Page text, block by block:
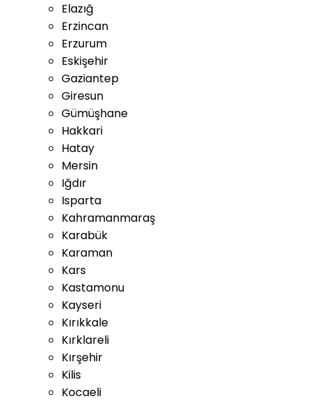
Elazığ
Erzincan
Erzurum
Eskişehir
Gaziantep
Giresun
Gümüşhane
Hakkari
Hatay
Mersin
Iğdır
Isparta
Kahramanmaraş
Karabük
Karaman
Kars
Kastamonu
Kayseri
Kırıkkale
Kırklareli
Kırşehir
Kilis
Kocaeli